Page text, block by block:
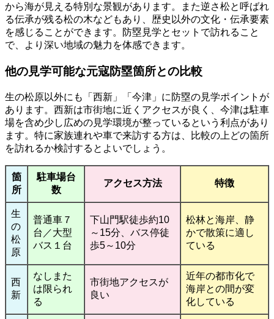
から海が見える特別な景観があります。また逆さ松と呼ばれ
る伝承が残る松の木などもあり、歴史以外の文化・伝承要素
を感じることができます。防塁見学とセットで訪れること
で、より深い地域の魅力を体感できます。
他の見学可能な元寇防塁箇所との比較
生の松原以外にも「西新」「今津」に防塁の見学ポイントが
あります。西新は市街地に近くアクセスが良く、今津は駐車
場を含め少し広めの見学環境が整っているという利点があり
ます。特に家族連れや車で来訪する方は、比較の上どの箇所
を訪れるか検討するとよいでしょう。
箇
所
駐車場台
数
アクセス方法 特徴
生
の
松
原
普通車７
台／大型
バス１台
下山門駅徒歩約10
～15分、バス停徒
歩5～10分
松林と海岸、静
かで散策に適し
ている
西
新
なしまた
は限られ
る
市街地アクセスが
良い
近年の都市化で
海岸との間が変
化している